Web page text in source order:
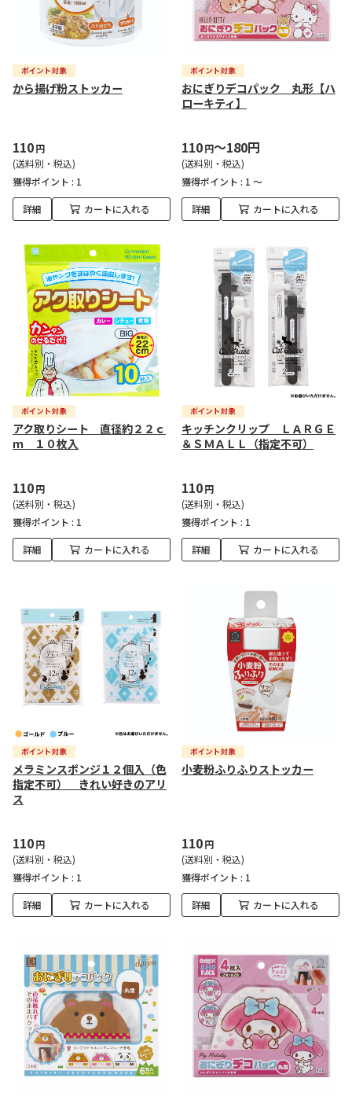
から揚げ粉ストッカー
110円
(送料別・税込)
獲得ポイント : 1
詳細 カートに入れる
おにぎりデコパック 丸形【ハ
ローキティ】
110円～180円
(送料別・税込)
獲得ポイント : 1 ～
詳細 カートに入れる
アク取りシート 直径約２２ｃ
ｍ １０枚入
110円
(送料別・税込)
獲得ポイント : 1
詳細 カートに入れる
キッチンクリップ ＬＡＲＧＥ
＆ＳＭＡＬＬ（指定不可）
110円
(送料別・税込)
獲得ポイント : 1
詳細 カートに入れる
メラミンスポンジ１２個入（色
指定不可） きれい好きのアリ
ス
110円
(送料別・税込)
獲得ポイント : 1
詳細 カートに入れる
小麦粉ふりふりストッカー
110円
(送料別・税込)
獲得ポイント : 1
詳細 カートに入れる